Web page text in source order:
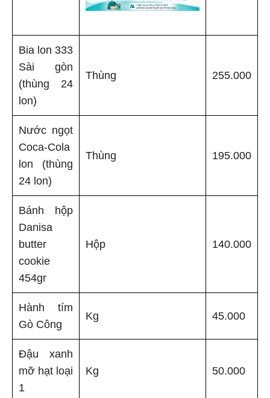
Bia lon 333
Sài gòn
(thùng 24
lon)
Thùng 255.000
Nước ngọt
Coca-Cola
lon (thùng
24 lon)
Thùng 195.000
Bánh hộp
Danisa
butter
cookie
454gr
Hộp 140.000
Hành tím
Gò Công
Kg 45.000
Đậu xanh
mỡ hạt loại
1
Kg 50.000